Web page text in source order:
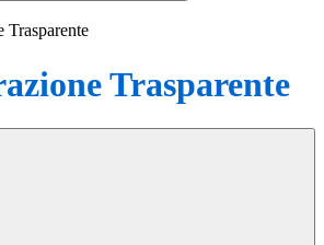
Trasparente
Trasparente